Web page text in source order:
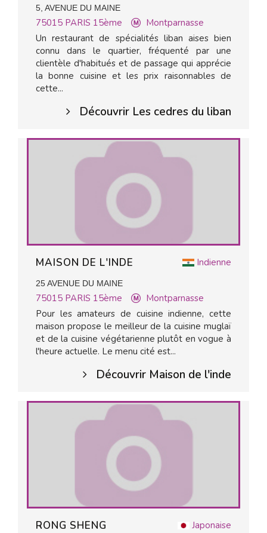
5, AVENUE DU MAINE
75015 PARIS 15ème
Montparnasse
Un restaurant de spécialités liban aises bien
connu dans le quartier, fréquenté par une
clientèle d'habitués et de passage qui apprécie
la bonne cuisine et les prix raisonnables de
cette...
Découvrir Les cedres du liban
Indienne
MAISON DE L'INDE
25 AVENUE DU MAINE
75015 PARIS 15ème
Montparnasse
Pour les amateurs de cuisine indienne, cette
maison propose le meilleur de la cuisine muglaï
et de la cuisine végétarienne plutôt en vogue à
l'heure actuelle. Le menu cité est...
Découvrir Maison de l'inde
Japonaise
RONG SHENG